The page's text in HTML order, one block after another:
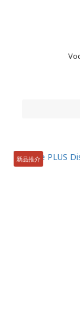
新品推介